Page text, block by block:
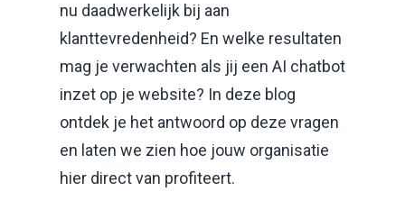
nu daadwerkelijk bij aan
klanttevredenheid? En welke resultaten
mag je verwachten als jij een AI chatbot
inzet op je website? In deze blog
ontdek je het antwoord op deze vragen
en laten we zien hoe jouw organisatie
hier direct van profiteert.